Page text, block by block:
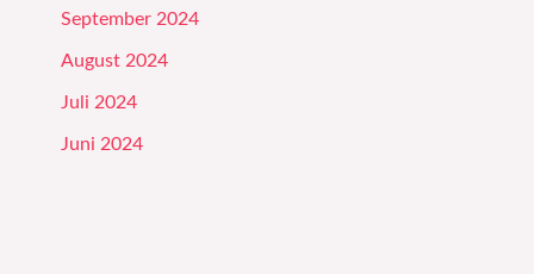
September 2024
August 2024
Juli 2024
Juni 2024